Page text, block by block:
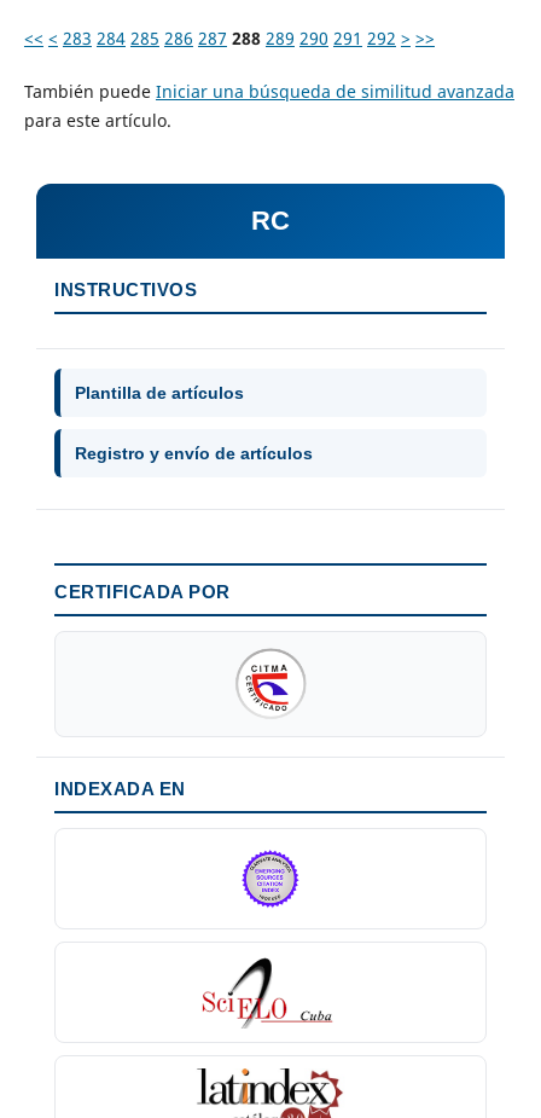
<< < 283 284 285 286 287 288 289 290 291 292 > >>
También puede Iniciar una búsqueda de similitud avanzada
para este artículo.
RC
INSTRUCTIVOS
Plantilla de artículos
Registro y envío de artículos
CERTIFICADA POR
INDEXADA EN